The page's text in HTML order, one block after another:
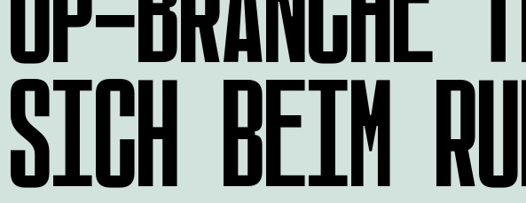
SICH BEIM